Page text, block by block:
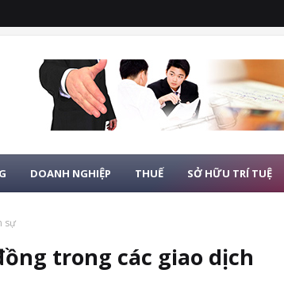
DOANH NGHIỆP THUẾ SỞ HỮU TRÍ TUỆ
sự
trong các giao dịch